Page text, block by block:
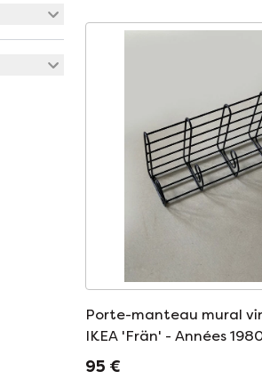
Porte-manteau mural
IKEA 'Frän' - Années
neuf
95 €